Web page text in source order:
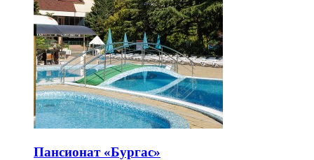
Пансионат «Бургас»